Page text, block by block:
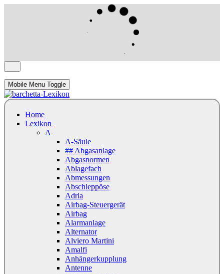
Mobile Menu Toggle
Home
Lexikon
A
A-Säule
## Abgasanlage
Abgasnormen
Ablagefach
Abmessungen
Abschleppöse
Adria
Airbag-Steuergerät
Airbag
Alarmanlage
Alternator
Alviero Martini
Amalfi
Anhängerkupplung
Antenne